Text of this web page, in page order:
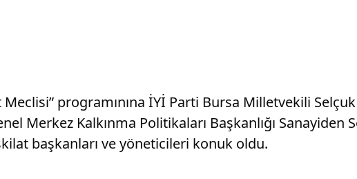
programınına İYİ Parti Bursa Milletvekili
Merkez Kalkınma Politikaları Başkanlığı Sanayiden
başkanları ve yöneticileri konuk oldu.